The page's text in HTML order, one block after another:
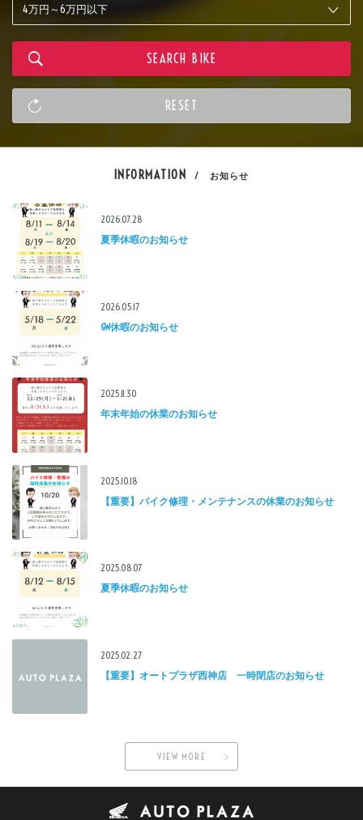
INFORMATION / お知らせ
2026.07.28
夏季休暇のお知らせ
2026.05.17
GW休暇のお知らせ
2025.11.30
年末年始の休業のお知らせ
2025.10.18
【重要】バイク修理・メンテナンスの休業のお知らせ
2025.08.07
夏季休暇のお知らせ
2025.02.27
【重要】オートプラザ西神店 一時閉店のお知らせ
VIEW MORE